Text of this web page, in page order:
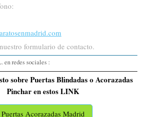
formulario de contacto.
en redes sociales :
sobre Puertas Blindadas o Acorazadas
Pinchar en estos LINK
Puertas Acorazadas Madrid